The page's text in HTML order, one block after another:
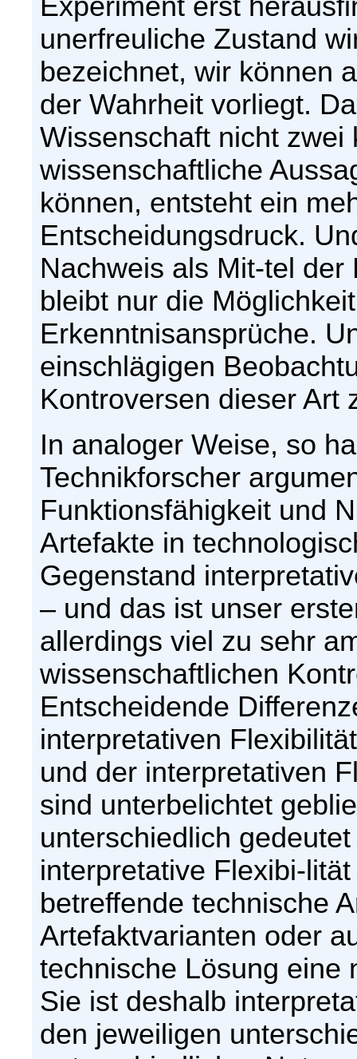
Experiment erst
unerfreuliche Zustand
bezeichnet, wir können
der Wahrheit vorliegt.
Wissenschaft nicht zwei
wissenschaftliche
können, entsteht ein
Entscheidungsdruck.
Nachweis als Mit-tel
bleibt nur die
Erkenntnisansprüche.
einschlägigen
Kontroversen dieser Art
In analoger Weise, so
Technikforscher
Funktionsfähigkeit und
Artefakte in
Gegenstand
– und das ist unser
allerdings viel zu sehr
wissenschaftlichen
Entscheidende
interpretativen
und der interpretativen
sind unterbelichtet
unterschiedlich
interpretative Flexibi-
betreffende technische
Artefaktvarianten oder
technische Lösung eine
Sie ist deshalb
den jeweiligen